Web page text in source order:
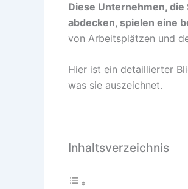
Diese Unternehmen,
abdecken, spielen eine
von Arbeitsplätzen und
Hier ist ein detaillierter
was sie auszeichnet.
Inhaltsverzeichnis